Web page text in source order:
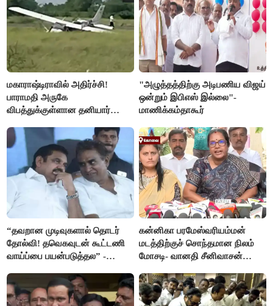
மகாராஷ்டிராவில் அதிர்ச்சி!
பாராமதி அருகே
விபத்துக்குள்ளான தனியார்
"அழுத்தத்திற்கு அடிபணிய விஜய்
ஒன்றும் இபிஎஸ் இல்லை"-
மாணிக்கம்தாகூர்
“தவறான முடிவுகளால் தொடர்
தோல்வி! தவெகவுடன் கூட்டணி
வாய்ப்பை பயன்படுத்தல” -
கன்னிகா பரமேஸ்வரியம்மன்
மடத்திற்குச் சொந்தமான நிலம்
மோசடி- வானதி சீனிவாசன்